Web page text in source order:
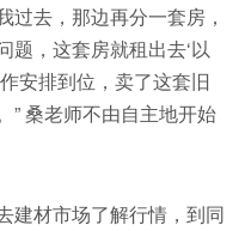
过去，那边再分一套房，
题，这套房就租出去‘以
安排到位，卖了这套旧
” 桑老师不由自主地开始
建材市场了解行情，到同